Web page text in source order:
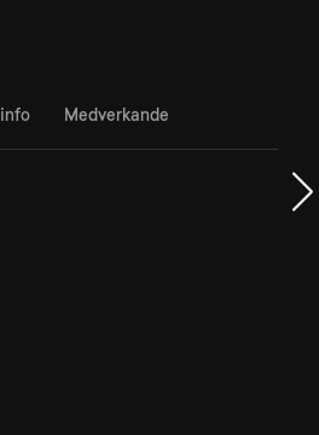
Medverkande